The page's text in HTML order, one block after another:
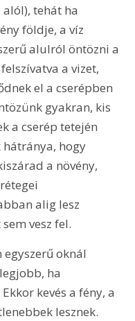
tehát ha
földje, a víz
alulról öntözni a
a vizet,
el a cserépben
gyakran, kis
a cserép tetején
hogy
a növény,
alig lesz
vesz fel.
oknál
ha
kevés a fény, a
lesznek.